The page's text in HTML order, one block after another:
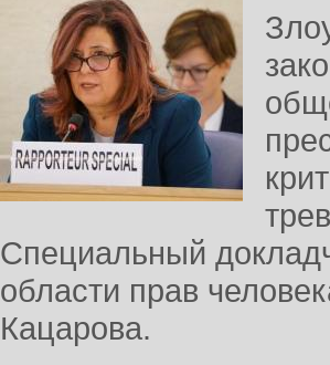
Специальный
области прав
Кацарова.